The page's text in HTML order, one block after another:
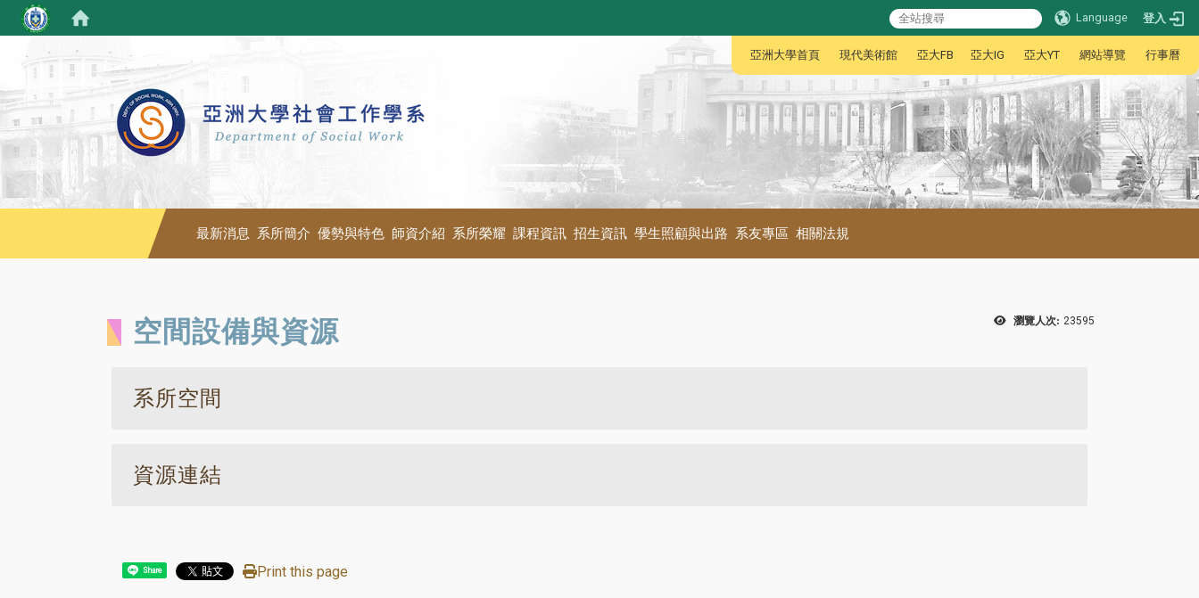
Language 登入
亞洲大學首頁 現代美術館 亞大FB 亞大IG 亞大YT 網站導覽 行事曆
最新消息 系所簡介 優勢與特色 師資介紹 系所榮耀 課程資訊 招生資訊 學生照顧與出路 系友專區 相關法規
瀏覽人次: 23595
空間設備與資源
系所空間
資源連結
Share Print this page